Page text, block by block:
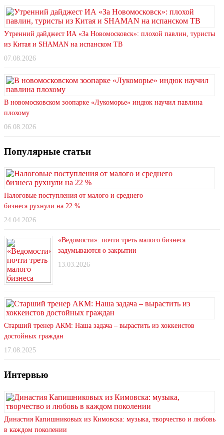
Утренний дайджест ИА «За Новомосковск»: плохой павлин, туристы
из Китая и SHAMAN на испанском ТВ
07.08.2026
В новомосковском зоопарке «Лукоморье» индюк научил павлина
плохому
06.08.2026
Популярные статьи
Налоговые поступления от малого и среднего
бизнеса рухнули на 22 %
24.04.2026
«Ведомости»: почти треть малого бизнеса
задумываются о закрытии
13.03.2026
Старший тренер АКМ: Наша задача – вырастить из хоккеистов
достойных граждан
17.08.2025
Интервью
Династия Капишниковых из Кимовска: музыка, творчество и любовь
в каждом поколении